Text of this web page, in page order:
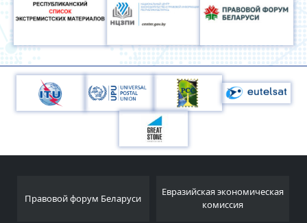
Беларуси
Евразийская экономическая
комиссия
статистический
Республики